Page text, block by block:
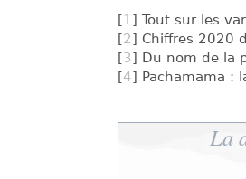
[1 ] Tout sur les
[2] Chiffres 2020
[3] Du nom de la
[4] Pachamama :
La